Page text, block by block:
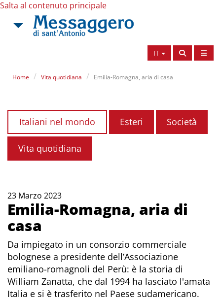
Salta al contenuto principale
IT
Home Vita quotidiana Emilia-Romagna, aria di casa
Italiani nel mondo Esteri Società
Vita quotidiana
23 Marzo 2023
Emilia-Romagna, aria di
casa
Da impiegato in un consorzio commerciale
bolognese a presidente dell’Associazione
emiliano-romagnoli del Perù: è la storia di
William Zanatta, che dal 1994 ha lasciato l'amata
Italia e si è trasferito nel Paese sudamericano.